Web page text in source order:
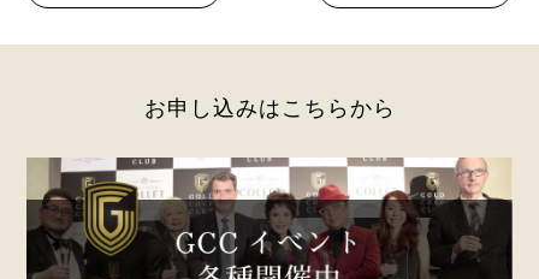
お申し込みはこちらから